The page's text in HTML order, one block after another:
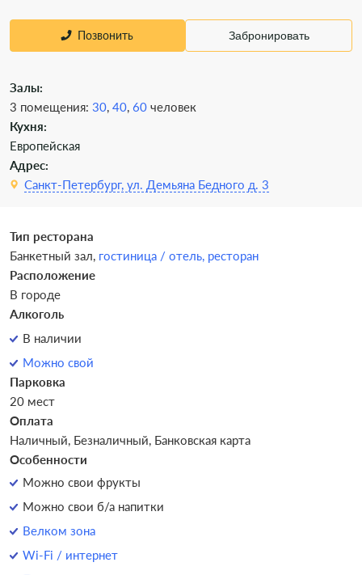
Позвонить Забронировать
Залы:
3 помещения: 30, 40, 60 человек
Кухня:
Европейская
Адрес:
Санкт-Петербург, ул. Демьяна Бедного д. 3
Тип ресторана
Банкетный зал, гостиница / отель, ресторан
Расположение
В городе
Алкоголь
В наличии
Можно свой
Парковка
20 мест
Оплата
Наличный, Безналичный, Банковская карта
Особенности
Можно свои фрукты
Можно свои б/а напитки
Велком зона
Wi-Fi / интернет